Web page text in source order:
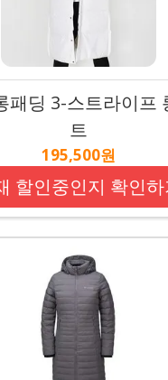
패딩 3-스트라이프
트
195,500원
할인중인지 확인하